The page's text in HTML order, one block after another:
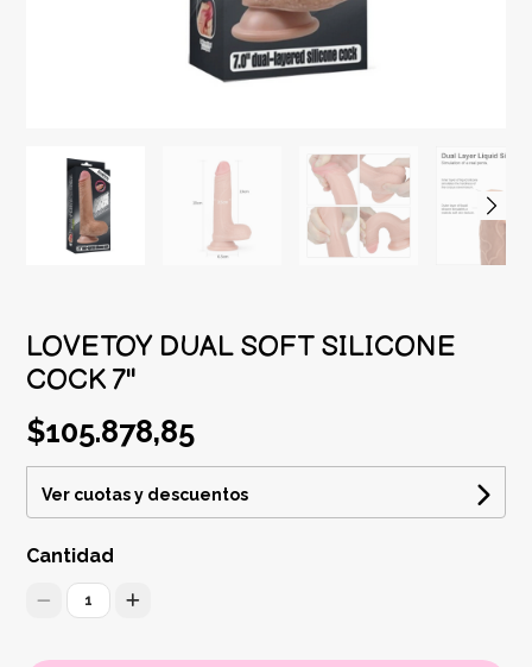
LOVETOY DUAL SOFT SILICONE
COCK 7"
$105.878,85
Ver cuotas y descuentos
Cantidad
1